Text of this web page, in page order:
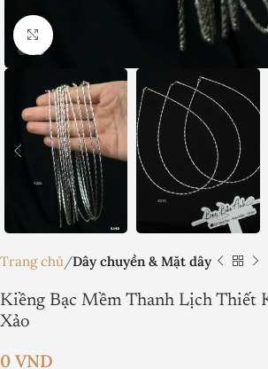
Nhấp để phóng to
Trang chủ Dây chuyền & Mặt dây
Kiềng Bạc Mềm Thanh Lịch Thiết
Xảo
0 VND